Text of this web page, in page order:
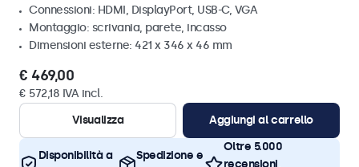
Connessioni: HDMI, DisplayPort, USB-C, VGA
Montaggio: scrivania, parete, incasso
Dimensioni esterne: 421 x 346 x 46 mm
€ 469,00
€ 572,18 IVA incl.
Visualizza
Aggiungi al carrello
Disponibilità a
Spedizione e
Oltre 5.000
recensioni,